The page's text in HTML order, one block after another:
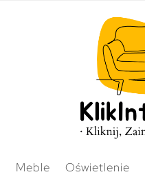
Meble Oświetlenie